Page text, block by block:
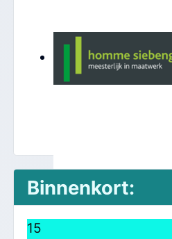
Binnenkort:
15